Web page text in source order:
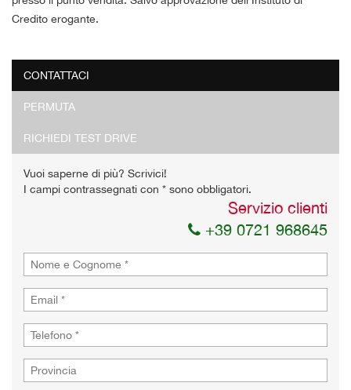
Ho letto e accettol'informativa privacy*
Acconsento al trattamento dei miei dati per finalità di
Invia la tua richiesta
Credito erogante.
CONTATTACI
PERMUTA
RICHIEDI TEST DRIVE
Vuoi saperne di più? Scrivici!
I campi contrassegnati con * sono obbligatori.
Servizio clienti
+39 0721 968645